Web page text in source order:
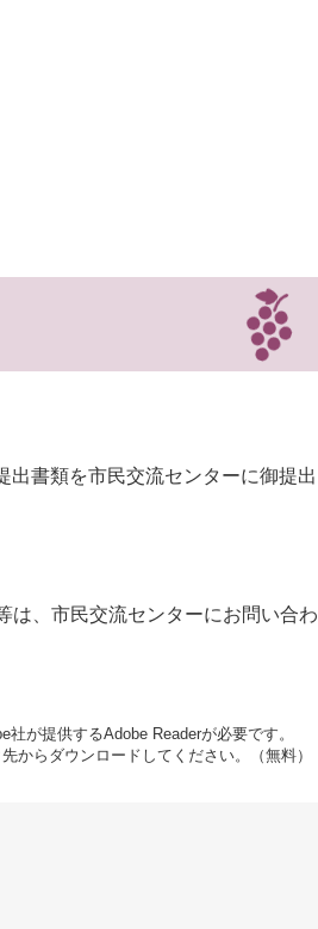
書類を市民交流センターに御提出
は、市民交流センターにお問い合わ
が提供するAdobe Readerが必要です。
からダウンロードしてください。（無料）